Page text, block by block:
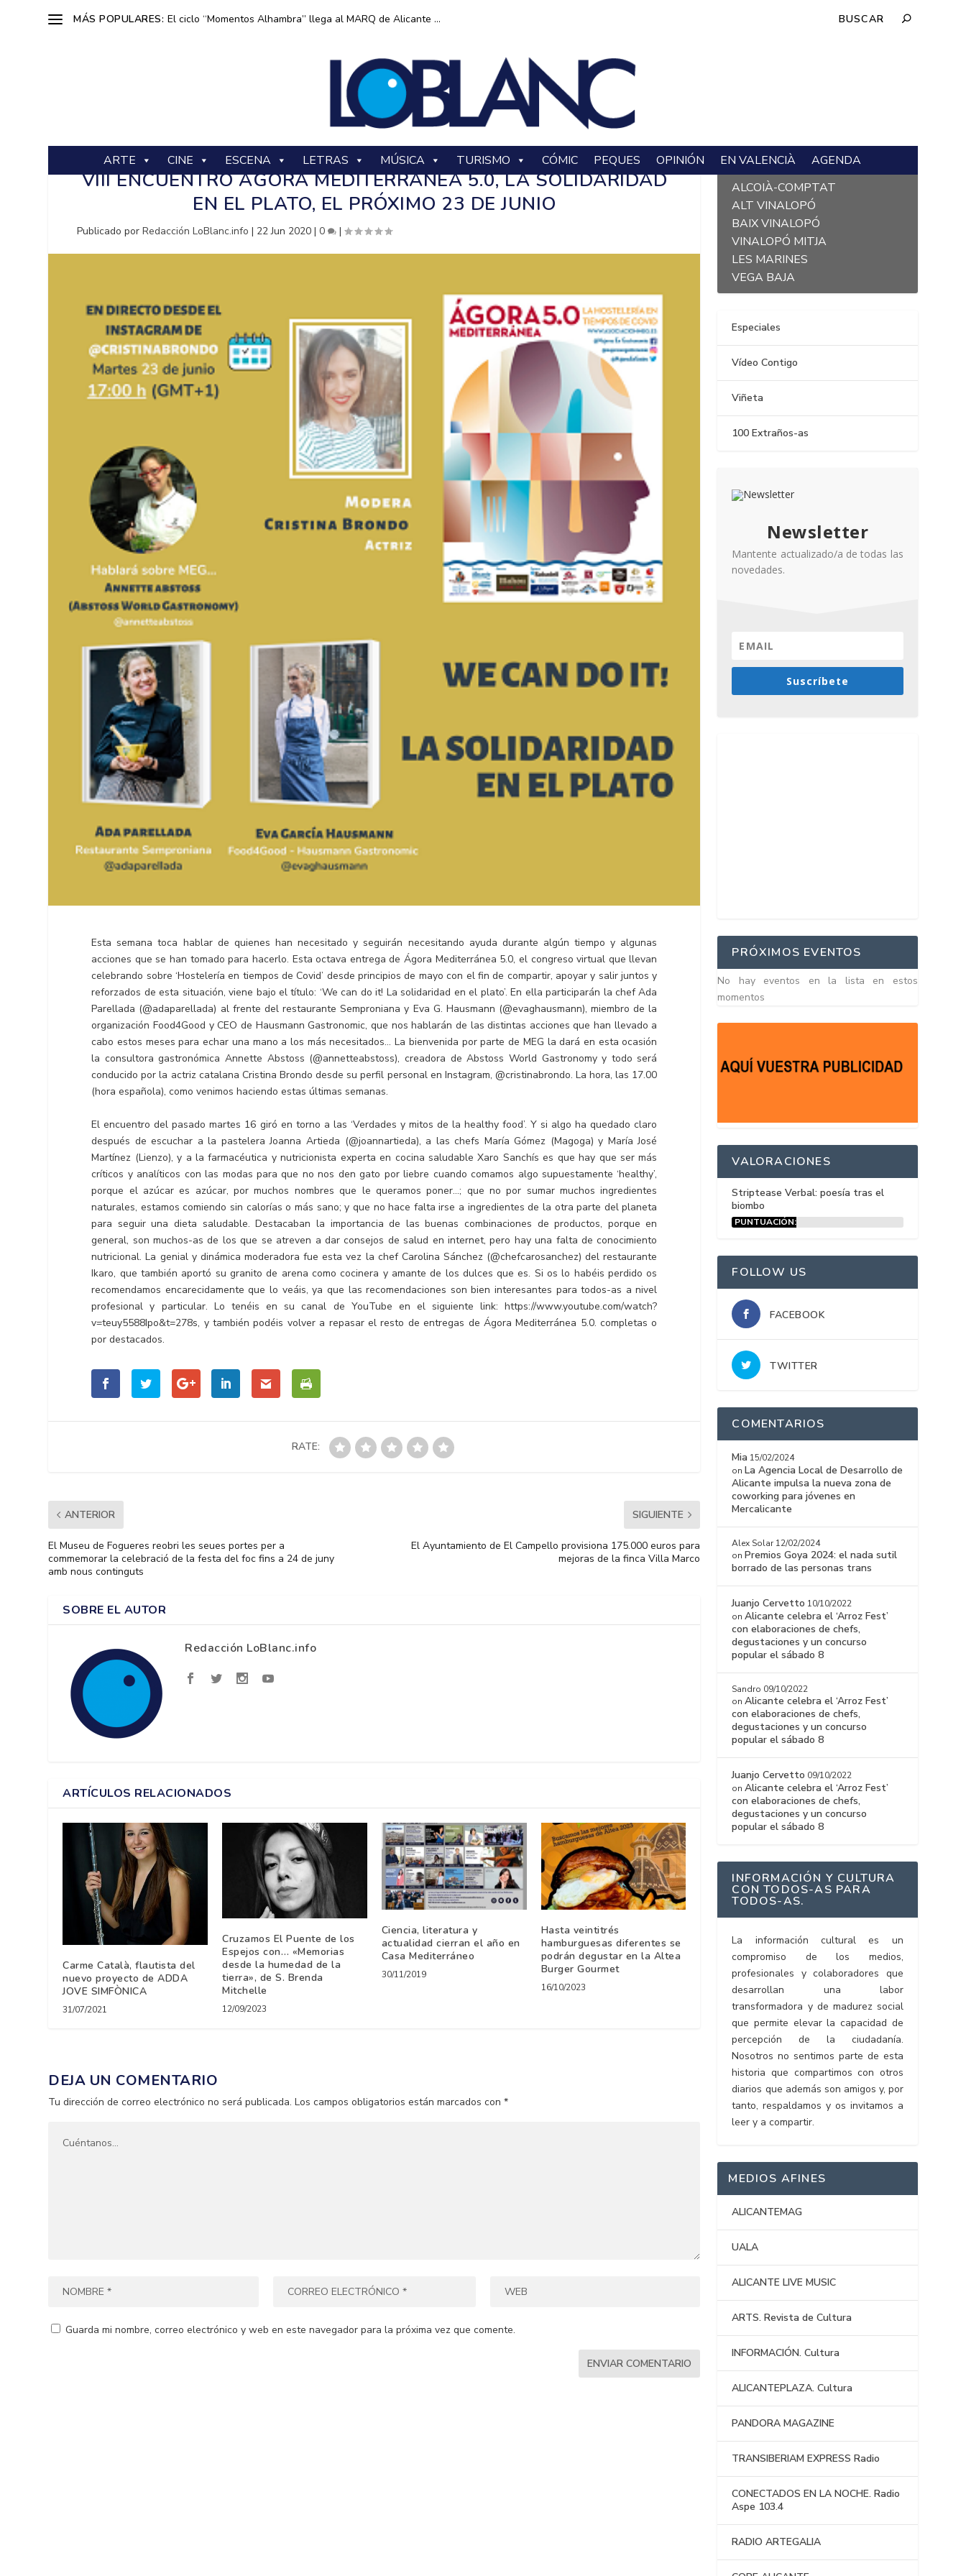
MÁS POPULARES: El ciclo “Momentos Alhambra” llega al MARQ de Alicante ...
ARTE CINE ESCENA LETRAS MÚSICA TURISMO CÓMIC PEQUES OPINIÓN EN VALENCIÀ AGENDA
VIII ENCUENTRO ÁGORA MEDITERRÁNEA 5.0, LA SOLIDARIDAD
EN EL PLATO, EL PRÓXIMO 23 DE JUNIO
Publicado porRedacción LoBlanc.info | 22 Jun 2020 |0 |
Esta semana toca hablar de quienes han necesitado y seguirán necesitando ayuda durante algún tiempo y algunas
acciones que se han tomado para hacerlo. Esta octava entrega de Ágora Mediterránea 5.0, el congreso virtual que llevan
celebrando sobre ‘Hostelería en tiempos de Covid’ desde principios de mayo con el fin de compartir, apoyar y salir juntos y
reforzados de esta situación, viene bajo el título: ‘We can do it! La solidaridad en el plato’. En ella participarán la chef Ada
Parellada (@adaparellada) al frente del restaurante Semproniana y Eva G. Hausmann (@evaghausmann), miembro de la
organización Food4Good y CEO de Hausmann Gastronomic, que nos hablarán de las distintas acciones que han llevado a
cabo estos meses para echar una mano a los más necesitados… La bienvenida por parte de MEG la dará en esta ocasión
la consultora gastronómica Annette Abstoss (@annetteabstoss), creadora de Abstoss World Gastronomy y todo será
conducido por la actriz catalana Cristina Brondo desde su perfil personal en Instagram, @cristinabrondo. La hora, las 17.00
(hora española), como venimos haciendo estas últimas semanas.
El encuentro del pasado martes 16 giró en torno a las ‘Verdades y mitos de la healthy food’. Y si algo ha quedado claro
después de escuchar a la pastelera Joanna Artieda (@joannartieda), a las chefs María Gómez (Magoga) y María José
Martínez (Lienzo), y a la farmacéutica y nutricionista experta en cocina saludable Xaro Sanchís es que hay que ser más
críticos y analíticos con las modas para que no nos den gato por liebre cuando comamos algo supuestamente ‘healthy’,
porque el azúcar es azúcar, por muchos nombres que le queramos poner…; que no por sumar muchos ingredientes
naturales, estamos comiendo sin calorías o más sano; y que no hace falta irse a ingredientes de la otra parte del planeta
para seguir una dieta saludable. Destacaban la importancia de las buenas combinaciones de productos, porque en
general, son muchos-as de los que se atreven a dar consejos de salud en internet, pero hay una falta de conocimiento
nutricional. La genial y dinámica moderadora fue esta vez la chef Carolina Sánchez (@chefcarosanchez) del restaurante
Ikaro, que también aportó su granito de arena como cocinera y amante de los dulces que es. Si os lo habéis perdido os
recomendamos encarecidamente que lo veáis, ya que las recomendaciones son bien interesantes para todos-as a nivel
profesional y particular. Lo tenéis en su canal de YouTube en el siguiente link: https://www.youtube.com/watch?
v=teuy5588Ipo&t=278s, y también podéis volver a repasar el resto de entregas de Ágora Mediterránea 5.0. completas o
por destacados.
RATE:
ANTERIOR
El Museu de Fogueres reobri les seues portes per a
commemorar la celebració de la festa del foc fins a 24 de juny
amb nous continguts
SIGUIENTE
El Ayuntamiento de El Campello provisiona 175.000 euros para
mejoras de la finca Villa Marco
SOBRE EL AUTOR
Redacción LoBlanc.info
ARTÍCULOS RELACIONADOS
Carme Català, flautista del
nuevo proyecto de ADDA
JOVE SIMFÒNICA
31/07/2021
Cruzamos El Puente de los
Espejos con… «Memorias
desde la humedad de la
tierra», de S. Brenda
Mitchelle
12/09/2023
Ciencia, literatura y
actualidad cierran el año en
Casa Mediterráneo
30/11/2019
Hasta veintitrés
hamburguesas diferentes se
podrán degustar en la Altea
Burger Gourmet
16/10/2023
DEJA UN COMENTARIO
Tu dirección de correo electrónico no será publicada. Los campos obligatorios están marcados con*
Guarda mi nombre, correo electrónico y web en este navegador para la próxima vez que comente.
L´ALACANTÍ
ALCOIÀ-COMPTAT
ALT VINALOPÓ
BAIX VINALOPÓ
VINALOPÓ MITJA
LES MARINES
VEGA BAJA
Especiales
Vídeo Contigo
Viñeta
100 Extraños-as
Newsletter
Mantente actualizado/a de todas las
novedades.
Suscríbete
PRÓXIMOS EVENTOS
No hay eventos en la lista en estos
momentos
VALORACIONES
Striptease Verbal: poesía tras el
biombo
PUNTUACIÓN:
FOLLOW US
FACEBOOK
TWITTER
COMENTARIOS
Mia 15/02/2024
on La Agencia Local de Desarrollo de
Alicante impulsa la nueva zona de
coworking para jóvenes en
Mercalicante
Alex Solar 12/02/2024
on Premios Goya 2024: el nada sutil
borrado de las personas trans
Juanjo Cervetto 10/10/2022
onAlicante celebra el ‘Arroz Fest’
con elaboraciones de chefs,
degustaciones y un concurso
popular el sábado 8
Sandro 09/10/2022
onAlicante celebra el ‘Arroz Fest’
con elaboraciones de chefs,
degustaciones y un concurso
popular el sábado 8
Juanjo Cervetto 09/10/2022
onAlicante celebra el ‘Arroz Fest’
con elaboraciones de chefs,
degustaciones y un concurso
popular el sábado 8
INFORMACIÓN Y CULTURA
CON TODOS-AS PARA
TODOS-AS.
La información cultural es un
compromiso de los medios,
profesionales y colaboradores que
desarrollan una labor
transformadora y de madurez social
que permite elevar la capacidad de
percepción de la ciudadanía.
Nosotros no sentimos parte de esta
historia que compartimos con otros
diarios que además son amigos y, por
tanto, respaldamos y os invitamos a
leer y a compartir.
MEDIOS AFINES
ALICANTEMAG
UALA
ALICANTE LIVE MUSIC
ARTS. Revista de Cultura
INFORMACIÓN. Cultura
ALICANTEPLAZA. Cultura
PANDORA MAGAZINE
TRANSIBERIAM EXPRESS Radio
CONECTADOS EN LA NOCHE. Radio
Aspe 103.4
RADIO ARTEGALIA